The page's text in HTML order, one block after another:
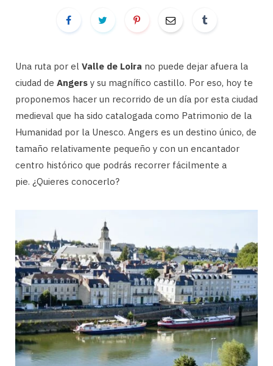
Una ruta por el Valle de Loira no puede dejar afuera la
ciudad de Angers y su magnífico castillo. Por eso, hoy te
proponemos hacer un recorrido de un día por esta ciudad
medieval que ha sido catalogada como Patrimonio de la
Humanidad por la Unesco. Angers es un destino único, de
tamaño relativamente pequeño y con un encantador
centro histórico que podrás recorrer fácilmente a
pie. ¿Quieres conocerlo?